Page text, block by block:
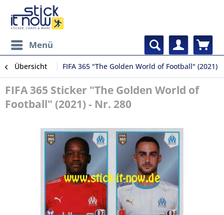
Menü
Übersicht FIFA 365 "The Golden World of Football" (2021)
FIFA 365 Sticker "The Golden World of
Football" (2021) - Nr. 280